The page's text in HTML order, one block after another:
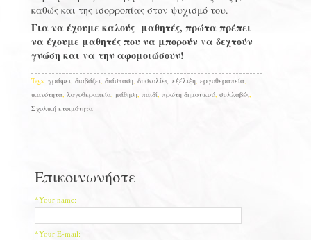
καθώς και της ισορροπίας στον ψυχισμό του.
Για να έχουμε καλούς μαθητές, πρώτα πρέπει
να έχουμε μαθητές που να μπορούν να δεχτούν
γνώση και να την αφομοιώσουν!
Tags: γράφει, διαβάζει, διάσπαση, δυσκολίες, εξέλιξη, εργοθεραπεία,
ικανότητα, λογοθεραπεία, μάθηση, παιδί, πρώτη δημοτικού, συλλαβές,
Σχολική ετοιμότητα
Επικοινωνήστε
*Your name:
*Your E-mail: